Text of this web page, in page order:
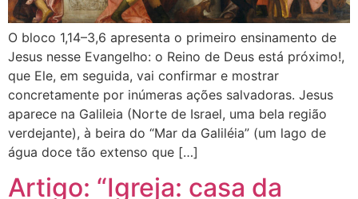
O bloco 1,14–3,6 apresenta o primeiro ensinamento de
Jesus nesse Evangelho: o Reino de Deus está próximo!,
que Ele, em seguida, vai confirmar e mostrar
concretamente por inúmeras ações salvadoras. Jesus
aparece na Galileia (Norte de Israel, uma bela região
verdejante), à beira do “Mar da Galiléia” (um lago de
água doce tão extenso que […]
Artigo: “Igreja: casa da